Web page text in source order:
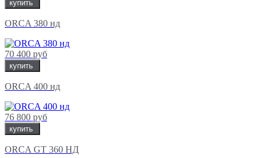
купить
ORCA 380 нд
70 400 руб
купить
ORCA 400 нд
76 800 руб
купить
ORCA GT 360 НД